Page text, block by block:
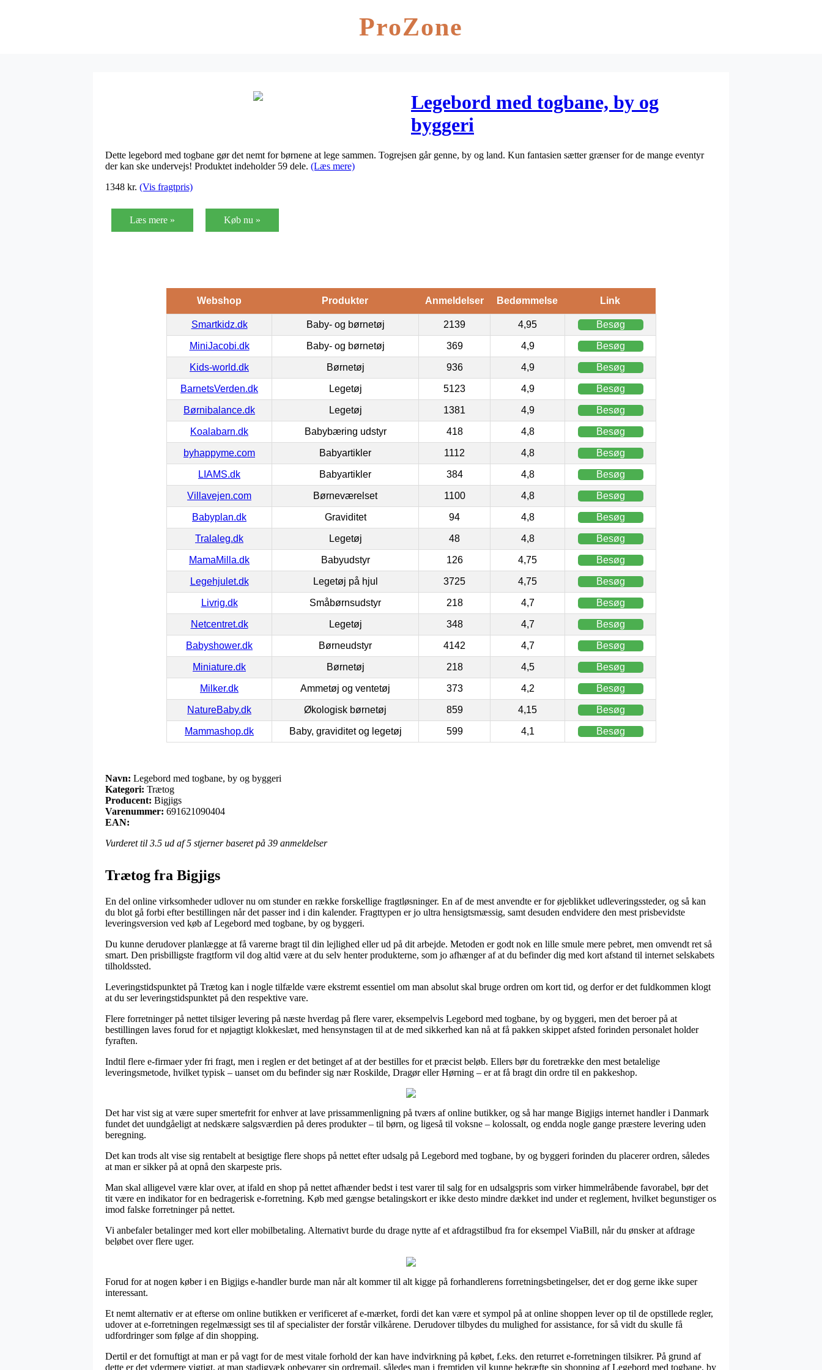
ProZone
Legebord med togbane, by og
byggeri
Dette legebord med togbane gør det nemt for børnene at lege sammen. Togrejsen går genne, by og land. Kun fantasien sætter grænser for de mange eventyr
der kan ske undervejs! Produktet indeholder 59 dele. (Læs mere)
1348 kr. (Vis fragtpris)
Læs mere » Køb nu »
Webshop Produkter Anmeldelser Bedømmelse Link
Smartkidz.dk Baby- og børnetøj 2139 4,95 Besøg
MiniJacobi.dk Baby- og børnetøj 369 4,9 Besøg
Kids-world.dk Børnetøj 936 4,9 Besøg
BarnetsVerden.dk Legetøj 5123 4,9 Besøg
Børnibalance.dk Legetøj 1381 4,9 Besøg
Koalabarn.dk Babybæring udstyr 418 4,8 Besøg
byhappyme.com Babyartikler 1112 4,8 Besøg
LIAMS.dk Babyartikler 384 4,8 Besøg
Villavejen.com Børneværelset 1100 4,8 Besøg
Babyplan.dk Graviditet 94 4,8 Besøg
Tralaleg.dk Legetøj 48 4,8 Besøg
MamaMilla.dk Babyudstyr 126 4,75 Besøg
Legehjulet.dk Legetøj på hjul 3725 4,75 Besøg
Livrig.dk Småbørnsudstyr 218 4,7 Besøg
Netcentret.dk Legetøj 348 4,7 Besøg
Babyshower.dk Børneudstyr 4142 4,7 Besøg
Miniature.dk Børnetøj 218 4,5 Besøg
Milker.dk Ammetøj og ventetøj 373 4,2 Besøg
NatureBaby.dk Økologisk børnetøj 859 4,15 Besøg
Mammashop.dk Baby, graviditet og legetøj 599 4,1 Besøg
Navn: Legebord med togbane, by og byggeri
Kategori: Trætog
Producent: Bigjigs
Varenummer: 691621090404
EAN:
Vurderet til 3.5 ud af 5 stjerner baseret på 39 anmeldelser
Trætog fra Bigjigs
En del online virksomheder udlover nu om stunder en række forskellige fragtløsninger. En af de mest anvendte er for øjeblikket udleveringssteder, og så kan
du blot gå forbi efter bestillingen når det passer ind i din kalender. Fragttypen er jo ultra hensigtsmæssig, samt desuden endvidere den mest prisbevidste
leveringsversion ved køb af Legebord med togbane, by og byggeri.
Du kunne derudover planlægge at få varerne bragt til din lejlighed eller ud på dit arbejde. Metoden er godt nok en lille smule mere pebret, men omvendt ret så
smart. Den prisbilligste fragtform vil dog altid være at du selv henter produkterne, som jo afhænger af at du befinder dig med kort afstand til internet selskabets
tilholdssted.
Leveringstidspunktet på Trætog kan i nogle tilfælde være ekstremt essentiel om man absolut skal bruge ordren om kort tid, og derfor er det fuldkommen klogt
at du ser leveringstidspunktet på den respektive vare.
Flere forretninger på nettet tilsiger levering på næste hverdag på flere varer, eksempelvis Legebord med togbane, by og byggeri, men det beroer på at
bestillingen laves forud for et nøjagtigt klokkeslæt, med hensynstagen til at de med sikkerhed kan nå at få pakken skippet afsted forinden personalet holder
fyraften.
Indtil flere e-firmaer yder fri fragt, men i reglen er det betinget af at der bestilles for et præcist beløb. Ellers bør du foretrække den mest betalelige
leveringsmetode, hvilket typisk – uanset om du befinder sig nær Roskilde, Dragør eller Hørning – er at få bragt din ordre til en pakkeshop.
Det har vist sig at være super smertefrit for enhver at lave prissammenligning på tværs af online butikker, og så har mange Bigjigs internet handler i Danmark
fundet det uundgåeligt at nedskære salgsværdien på deres produkter – til børn, og ligeså til voksne – kolossalt, og endda nogle gange præstere levering uden
beregning.
Det kan trods alt vise sig rentabelt at besigtige flere shops på nettet efter udsalg på Legebord med togbane, by og byggeri forinden du placerer ordren, således
at man er sikker på at opnå den skarpeste pris.
Man skal alligevel være klar over, at ifald en shop på nettet afhænder bedst i test varer til salg for en udsalgspris som virker himmelråbende favorabel, bør det
tit være en indikator for en bedragerisk e-forretning. Køb med gængse betalingskort er ikke desto mindre dækket ind under et reglement, hvilket begunstiger os
imod falske forretninger på nettet.
Vi anbefaler betalinger med kort eller mobilbetaling. Alternativt burde du drage nytte af et afdragstilbud fra for eksempel ViaBill, når du ønsker at afdrage
beløbet over flere uger.
Forud for at nogen køber i en Bigjigs e-handler burde man når alt kommer til alt kigge på forhandlerens forretningsbetingelser, det er dog gerne ikke super
interessant.
Et nemt alternativ er at efterse om online butikken er verificeret af e-mærket, fordi det kan være et sympol på at online shoppen lever op til de opstillede regler,
udover at e-forretningen regelmæssigt ses til af specialister der forstår vilkårene. Derudover tilbydes du mulighed for assistance, for så vidt du skulle få
udfordringer som følge af din shopping.
Dertil er det fornuftigt at man er på vagt for de mest vitale forhold der kan have indvirkning på købet, f.eks. den returret e-forretningen tilsikrer. På grund af
dette er det ydermere vigtigt, at man stadigvæk opbevarer sin ordremail, således man i fremtiden vil kunne bekræfte sin shopping af Legebord med togbane, by